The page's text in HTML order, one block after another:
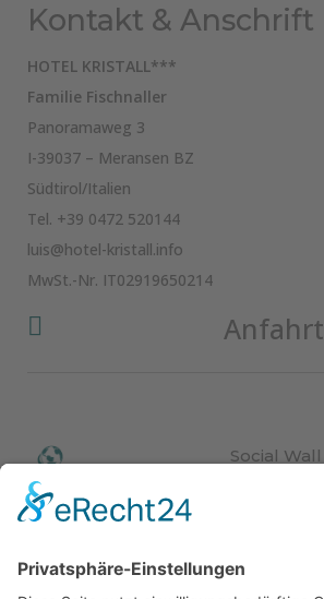
Kontakt & Anschrift
HOTEL KRISTALL***
Familie Fischnaller
Panoramaweg 3
I-39037 – Meransen BZ
Südtirol/Italien
Tel. +39 0472 520144
luis@hotel-kristall.info
MwSt.-Nr. IT02919650214
 Anfahrt
Social Wall